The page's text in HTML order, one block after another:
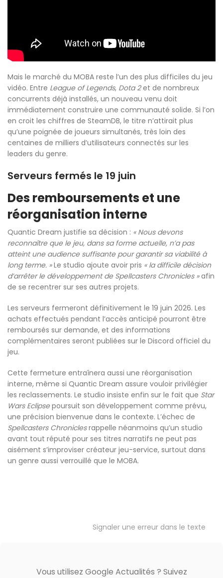
Mais le marché du MOBA reste l’un des plus difficiles du jeu
vidéo. Entre League of Legends, Dota 2et de nombreux
concurrents déjà installés, un nouveau venu doit
immédiatement construire une communauté solide. Si l’on
en croit les chiffres de SteamDB, le titre n’attirait plus
qu’une poignée de joueurs simultanés, très loin des
centaines de milliers d’utilisateurs connectés sur les
leaders du genre.
Serveurs fermés le 19 juin
Des remboursements et une
réorganisation interne
Quantic Dream justifie sa décision : « Nous devons
reconnaître que le jeu, dans sa forme actuelle, n’a pas
atteint une audience suffisante pour garantir sa viabilité à
long terme. »Le studio ajoute avoir pris « la difficile décision
d’arrêter le développement de Spellcasters Chronicles »afin
de se recentrer sur ses autres projets.
Les serveurs fermeront définitivement le 19 juin 2026. Les
achats effectués pendant l’accès anticipé pourront être
remboursés sur demande, et des informations
complémentaires seront publiées sur le Discord officiel du
jeu.
Cette fermeture entraînera aussi une réorganisation
interne, même si Quantic Dream assure vouloir privilégier
les reclassements. Le studio insiste enfin sur le fait que Star
Wars Eclipsepoursuit son développement comme prévu,
une précision bienvenue dans le contexte. L’échec de
Spellcasters Chroniclesrappelle néanmoins qu’un studio
avant tout réputé pour ses titres narratifs ne peut pas
aisément s’improviser créateur jeu-service, surtout dans
un genre aussi verrouillé que le MOBA.
Signaler une erreur dans le texte
Vous utilisez Google Actualités ? Suivez